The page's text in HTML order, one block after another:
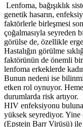
Lenfoma, bağışıklık
genetik hasarın,
faktörlerle birleşmesi
çoğalmasıyla seyreden
görülse de, özellikle
Hastalığın görülme
faktörünün de önemli
lenfoma erkeklerde
Bunun nedeni ise
etken rol oynuyor.
durumlarda risk
HIV enfeksiyonu
yüksek seyrediyor. Yine
(Epstein Barr Virüsü) ile